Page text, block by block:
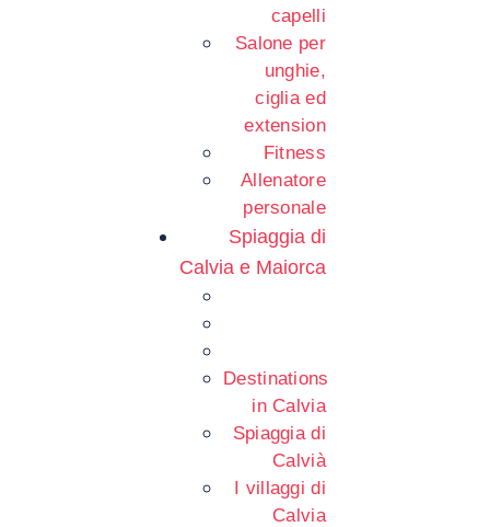
capelli
Salone per
unghie,
ciglia ed
extension
Fitness
Allenatore
personale
Spiaggia di
Calvia e Maiorca
Destinations
in Calvia
Spiaggia di
Calvià
I villaggi di
Calvia